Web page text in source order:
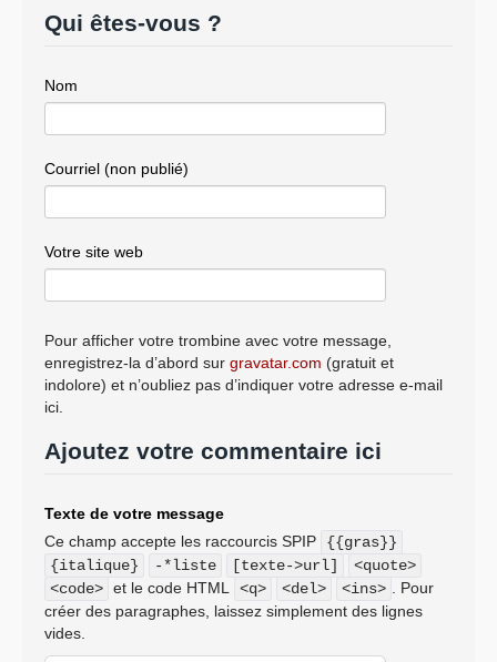
Qui êtes-vous ?
Nom
Courriel (non publié)
Votre site web
Pour afficher votre trombine avec votre message,
enregistrez-la d’abord sur gravatar.com (gratuit et
indolore) et n’oubliez pas d’indiquer votre adresse e-mail
ici.
Ajoutez votre commentaire ici
Texte de votre message
Ce champ accepte les raccourcis SPIP
{{gras}}
{italique}
-*liste [texte->url]
<quote>
<code> et le code HTML <q> <del> <ins>
. Pour
créer des paragraphes, laissez simplement des lignes
vides.